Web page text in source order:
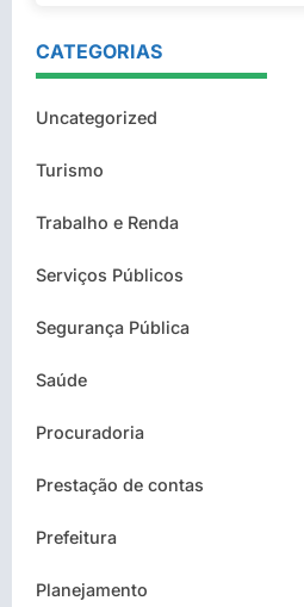
CATEGORIAS
Uncategorized
Turismo
Trabalho e Renda
Serviços Públicos
Segurança Pública
Saúde
Procuradoria
Prestação de contas
Prefeitura
Planejamento